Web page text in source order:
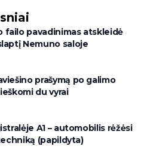
failo pavadinimas atskleidė
Nemuno saloje
prašymą po galimo
du vyrai
A1 – automobilis rėžėsi
(papildyta)